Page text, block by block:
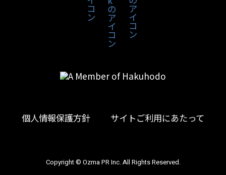
個人情報保護方針 サイトご利用にあたって
Copyright © Ozma PR Inc. All Rights Reserved.